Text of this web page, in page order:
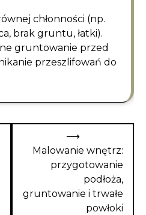
chłonności (np.
brak gruntu, łatki).
gruntowanie przed
przeszlifowań do
Malowanie wnętrz:
przygotowanie
podłoża,
gruntowanie i trwałe
powłoki
⟶